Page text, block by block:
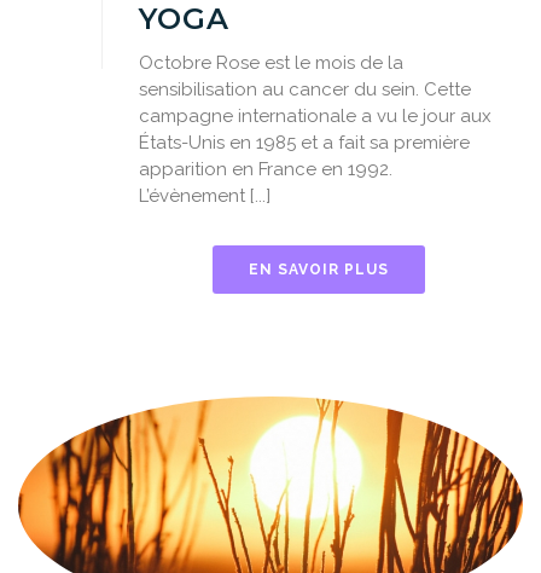
YOGA
Octobre Rose est le mois de la
sensibilisation au cancer du sein. Cette
campagne internationale a vu le jour aux
États-Unis en 1985 et a fait sa première
apparition en France en 1992.
L’évènement [...]
EN SAVOIR PLUS